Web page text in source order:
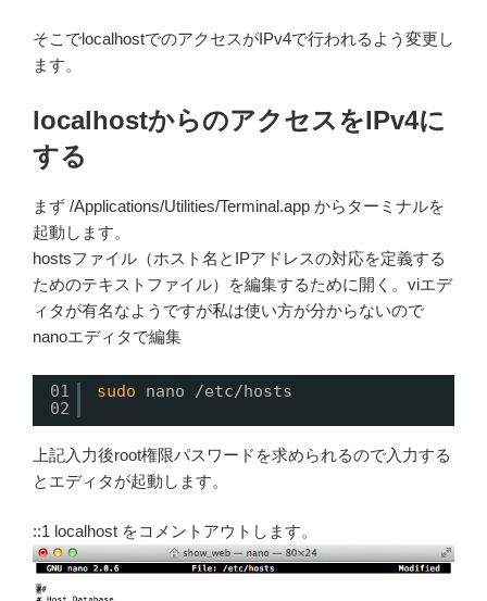
そこでlocalhostでのアクセスがIPv4で行われるよう変更し
ます。
localhostからのアクセスをIPv4に
する
まず /Applications/Utilities/Terminal.app からターミナルを
起動します。
hostsファイル（ホスト名とIPアドレスの対応を定義する
ためのテキストファイル）を編集するために開く。viエデ
ィタが有名なようですが私は使い方が分からないので
nanoエディタで編集
01
02
sudo nano /etc/hosts
上記入力後root権限パスワードを求められるので入力する
とエディタが起動します。
::1 localhost をコメントアウトします。